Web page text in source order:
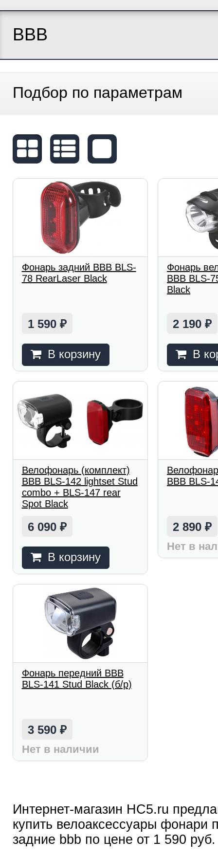
BBB
Подбор по параметрам
Фонарь задний BBB BLS-
78 RearLaser Black
1 590 ₽
В корзину
Фонарь
BBB BLS-
Black
2 190₽
В
Велофонарь (комплект)
BBB BLS-142 lightset Stud
combo + BLS-147 rear
Spot Black
6 090 ₽
В корзину
BBB BLS-
2 890₽
Нет в
Фонарь передний BBB
BLS-141 Stud Black (б/р)
3 590 ₽
Нет в наличии
Интернет-магазин HC5.ru
купить велоаксессуары фонари
задние bbb по цене от 1 590